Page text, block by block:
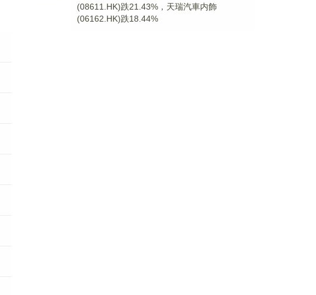
(08611.HK)跌21.43%，天瑞汽車内飾
(06162.HK)跌18.44%